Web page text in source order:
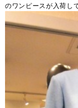
のワンピースが入荷し